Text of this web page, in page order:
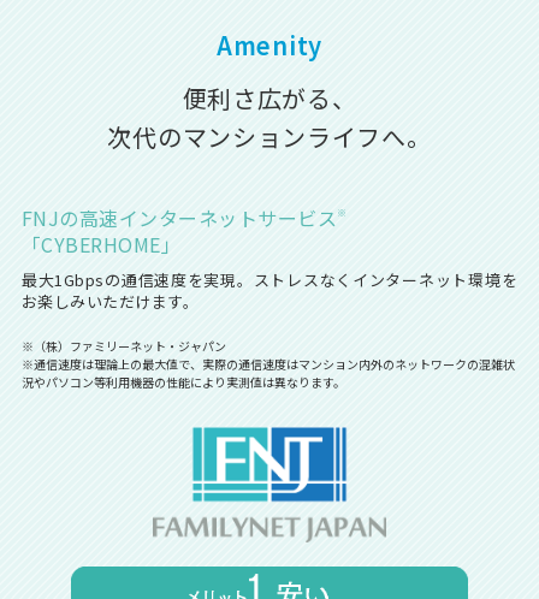
Amenity
便利さ広がる、
次代のマンションライフへ。
FNJの高速インターネットサービス※
「CYBERHOME」
最大1Gbpsの通信速度を実現。ストレスなくインターネット環境を
お楽しみいただけます。
※（株）ファミリーネット・ジャパン
※通信速度は理論上の最大値で、実際の通信速度はマンション内外のネットワークの混雑状
況やパソコン等利用機器の性能により実測値は異なります。